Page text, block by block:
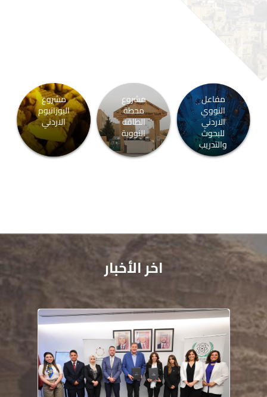
مفاعل
النووي
الاردني
للبحوث
والتدريب
مشروع
محطة
الطاقة
النووية
مشروع
اليورانيوم
الاردني
اخر الأخبار